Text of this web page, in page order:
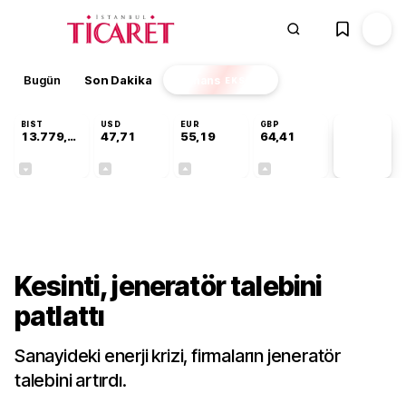
Bugün Son Dakika Finans EKSTRA
BIST
13.779,39
USD
47,71
EUR
55,19
GBP
64,41
Kesinti, jeneratör talebini
patlattı
Sanayideki enerji krizi, firmaların jeneratör
talebini artırdı.